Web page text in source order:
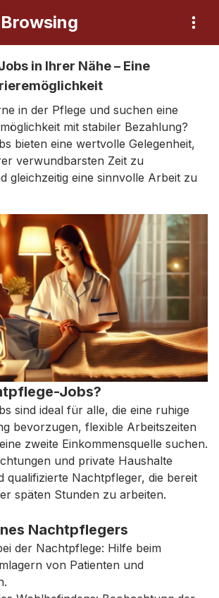
in Ihrer Nähe – Eine
in der Pflege und suchen eine
mit stabiler Bezahlung?
bieten eine wertvolle Gelegenheit,
verwundbarsten Zeit zu
gleichzeitig eine sinnvolle Arbeit zu
Jobs?
sind ideal für alle, die eine ruhige
bevorzugen, flexible Arbeitszeiten
zweite Einkommensquelle suchen.
und private Haushalte
qualifizierte Nachtpfleger, die bereit
späten Stunden zu arbeiten.
Nachtpflegers
der Nachtpflege: Hilfe beim
von Patienten und